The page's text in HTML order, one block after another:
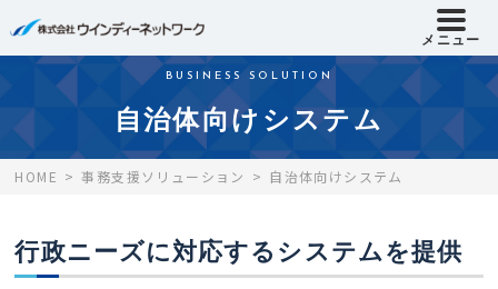
メニュー
BUSINESS SOLUTION
自治体向けシステム
HOME 事務支援ソリューション 自治体向けシステム
行政ニーズに対応するシステムを提供